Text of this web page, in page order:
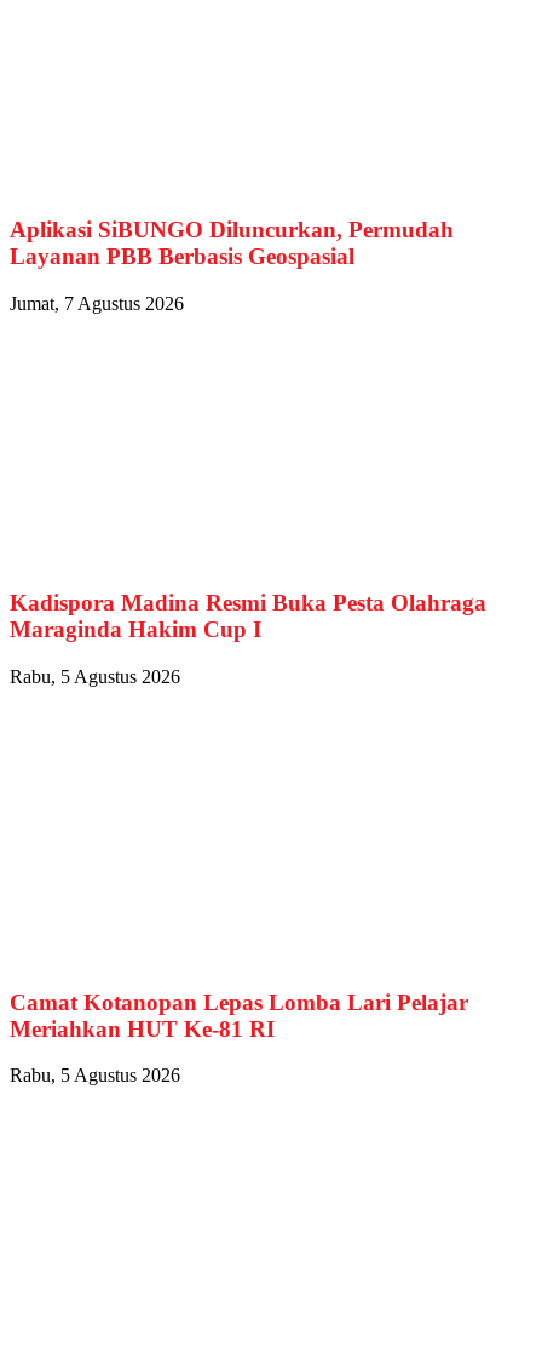
Aplikasi SiBUNGO Diluncurkan, Permudah
Layanan PBB Berbasis Geospasial
Jumat, 7 Agustus 2026
Kadispora Madina Resmi Buka Pesta Olahraga
Maraginda Hakim Cup I
Rabu, 5 Agustus 2026
Camat Kotanopan Lepas Lomba Lari Pelajar
Meriahkan HUT Ke-81 RI
Rabu, 5 Agustus 2026